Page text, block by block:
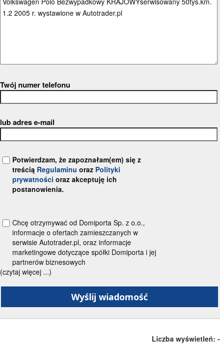
Twój numer telefonu
lub adres e-mail
Potwierdzam, że zapoznałam(em) się z
treścią Regulaminu oraz Polityki
prywatności oraz akceptuję ich
postanowienia.
Chcę otrzymywać od Domiporta Sp. z o.o.,
informacje o ofertach zamieszczanych w
serwisie Autotrader.pl, oraz informacje
marketingowe dotyczące spółki Domiporta i jej
partnerów biznesowych
(czytaj więcej ...)
Liczba wyświetleń: -